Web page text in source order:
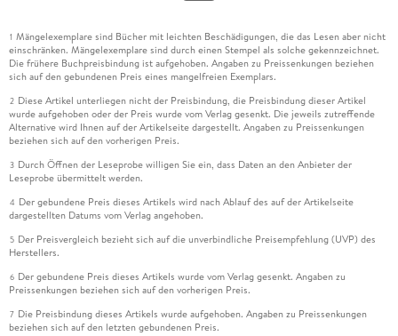
1 Mängelexemplare sind Bücher mit leichten Beschädigungen, die das Lesen aber nicht
einschränken. Mängelexemplare sind durch einen Stempel als solche gekennzeichnet.
Die frühere Buchpreisbindung ist aufgehoben. Angaben zu Preissenkungen beziehen
sich auf den gebundenen Preis eines mangelfreien Exemplars.
2 Diese Artikel unterliegen nicht der Preisbindung, die Preisbindung dieser Artikel
wurde aufgehoben oder der Preis wurde vom Verlag gesenkt. Die jeweils zutreffende
Alternative wird Ihnen auf der Artikelseite dargestellt. Angaben zu Preissenkungen
beziehen sich auf den vorherigen Preis.
3 Durch Öffnen der Leseprobe willigen Sie ein, dass Daten an den Anbieter der
Leseprobe übermittelt werden.
4 Der gebundene Preis dieses Artikels wird nach Ablauf des auf der Artikelseite
dargestellten Datums vom Verlag angehoben.
5 Der Preisvergleich bezieht sich auf die unverbindliche Preisempfehlung (UVP) des
Herstellers.
6 Der gebundene Preis dieses Artikels wurde vom Verlag gesenkt. Angaben zu
Preissenkungen beziehen sich auf den vorherigen Preis.
7 Die Preisbindung dieses Artikels wurde aufgehoben. Angaben zu Preissenkungen
beziehen sich auf den letzten gebundenen Preis.